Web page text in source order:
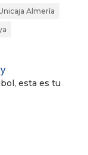
Almería
esta es tu